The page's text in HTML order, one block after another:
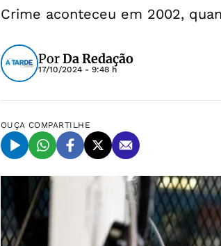
Crime aconteceu em 2002,
PorDa Redação
17/10/2024 - 9:48 h
OUÇA COMPARTILHE